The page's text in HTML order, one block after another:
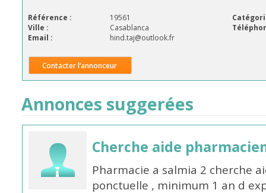
Référence : 19561
Ville :
Casablanca
Email :
hind.taj@outlook.fr
Contacter l’annonceur
Annonces suggerées
Cherche aide
Pharmacie a salmia 2 cherche
ponctuelle , minimum 1 an d